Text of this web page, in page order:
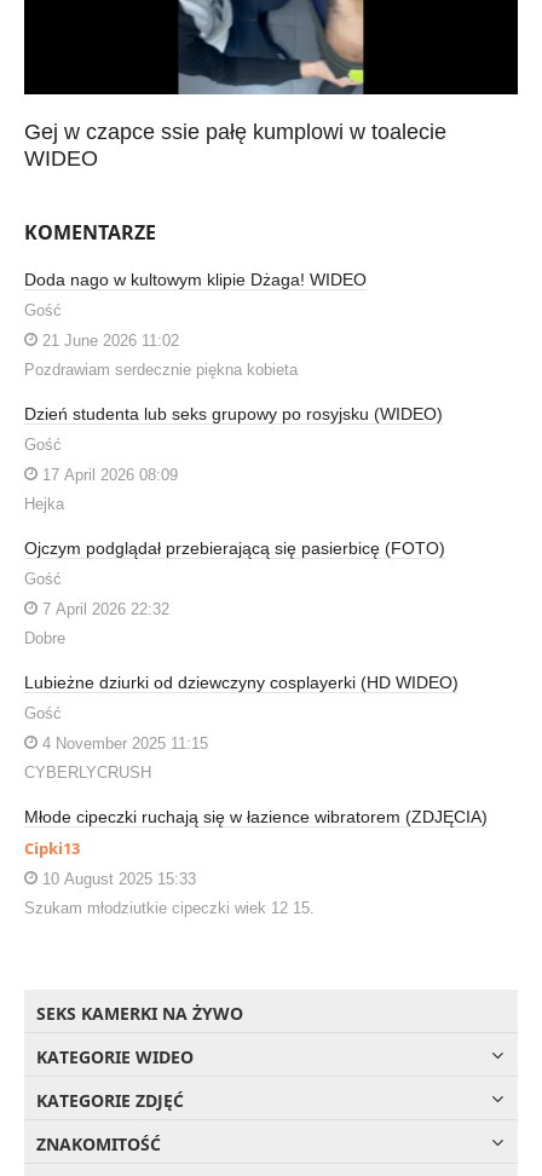
Gej w czapce ssie pałę kumplowi w toalecie
WIDEO
KOMENTARZE
Doda nago w kultowym klipie Dżaga! WIDEO
Gość
21 June 2026 11:02
Pozdrawiam serdecznie piękna kobieta
Dzień studenta lub seks grupowy po rosyjsku (WIDEO)
Gość
17 April 2026 08:09
Hejka
Ojczym podglądał przebierającą się pasierbicę (FOTO)
Gość
7 April 2026 22:32
Dobre
Lubieżne dziurki od dziewczyny cosplayerki (HD WIDEO)
Gość
4 November 2025 11:15
CYBERLYCRUSH
Młode cipeczki ruchają się w łazience wibratorem (ZDJĘCIA)
Cipki13
10 August 2025 15:33
Szukam młodziutkie cipeczki wiek 12 15.
SEKS KAMERKI NA ŻYWO
KATEGORIE WIDEO
KATEGORIE ZDJĘĆ
ZNAKOMITOŚĆ